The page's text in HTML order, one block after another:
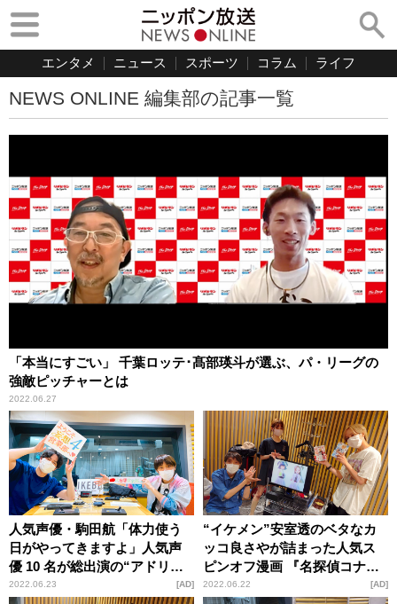
エンタメ ニュース スポーツ コラム ライフ
NEWS ONLINE 編集部の記事一覧
「本当にすごい」 千葉ロッテ･髙部瑛斗が選ぶ、パ・リーグの
強敵ピッチャーとは
2022.06.27
人気声優・駒田航「体力使う
日がやってきますよ」人気声
優 10 名が総出演の“アドリブ
劇”直前の心境を吐露
2022.06.23 AD
“イケメン”安室透のベタなカ
ッコ良さやが詰まった人気ス
ピンオフ漫画 『名探偵コナン
ゼロの日常』の魅力
2022.06.22 AD